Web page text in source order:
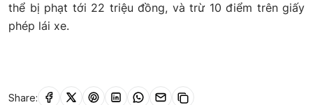
thể bị phạt tới 22 triệu đồng, và trừ 10 điểm trên giấy
phép lái xe.
Share: